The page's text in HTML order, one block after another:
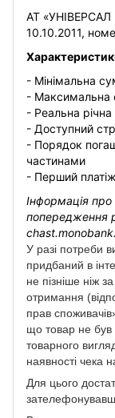
АТ «УНІВЕРСАЛ
10.10.2011,
- Мінімальна
- Максимальна
- Реальна
- Доступний
- Порядок
частинами
- Перший
Інформація про
попередження
У разі потреби
придбаний в
не пізніше ніж
отримання
прав
що товар не був
товарного
наявності чека
Для цього